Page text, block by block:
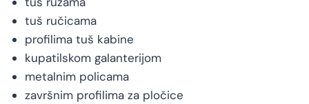
tuš ručicama
profilima tuš kabine
kupatilskom galanterijom
metalnim policama
završnim profilima za pločice